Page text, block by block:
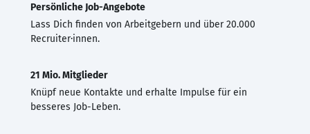
Persönliche Job-Angebote
Lass Dich finden von Arbeitgebern und über 20.000
Recruiter·innen.
21 Mio. Mitglieder
Knüpf neue Kontakte und erhalte Impulse für ein
besseres Job-Leben.